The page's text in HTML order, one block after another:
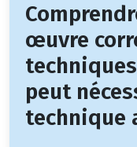
œuvre
techniques
peut
technique